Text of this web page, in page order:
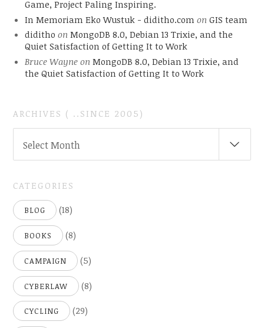
Game, Project Paling Inspiring.
In Memoriam Eko Wustuk - diditho.com on GIS team
diditho on MongoDB 8.0, Debian 13 Trixie, and the
Quiet Satisfaction of Getting It to Work
Bruce Wayneon MongoDB 8.0, Debian 13 Trixie, and
the Quiet Satisfaction of Getting It to Work
ARCHIVES ( ..SINCE 2005)
Select Month
CATEGORIES
BLOG (18)
BOOKS (8)
CAMPAIGN (5)
CYBERLAW (8)
CYCLING (29)